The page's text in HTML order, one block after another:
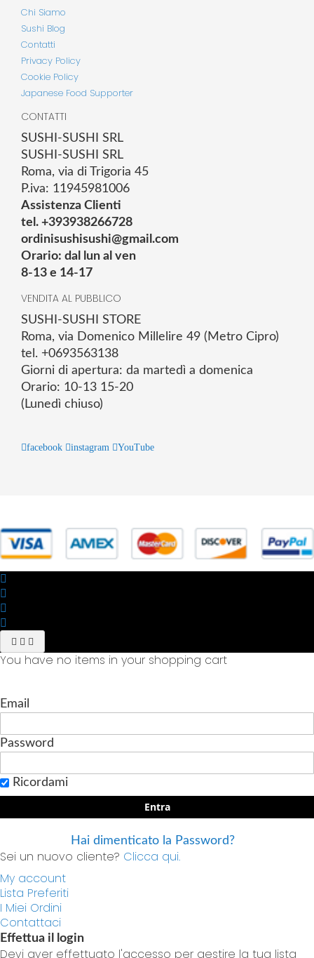
Chi Siamo
Sushi Blog
Contatti
Privacy Policy
Cookie Policy
Japanese Food Supporter
CONTATTI
SUSHI-SUSHI SRL
SUSHI-SUSHI SRL
Roma, via di Trigoria 45
P.iva: 11945981006
Assistenza Clienti
tel. +393938266728
ordinisushisushi@gmail.com
Orario: dal lun al ven
8-13 e 14-17
VENDITA AL PUBBLICO
SUSHI-SUSHI STORE
Roma, via Domenico Millelire 49 (Metro Cipro)
tel. +0693563138
Giorni di apertura: da martedì a domenica
Orario: 10-13 15-20
(Lunedì chiuso)
facebook instagram YouTube
You have no items in your shopping cart
Email
Password
Ricordami
Entra
Hai dimenticato la Password?
Sei un nuovo cliente? Clicca qui.
My account
Lista Preferiti
I Miei Ordini
Contattaci
Effettua il login
Devi aver effettuato l'accesso per gestire la tua lista